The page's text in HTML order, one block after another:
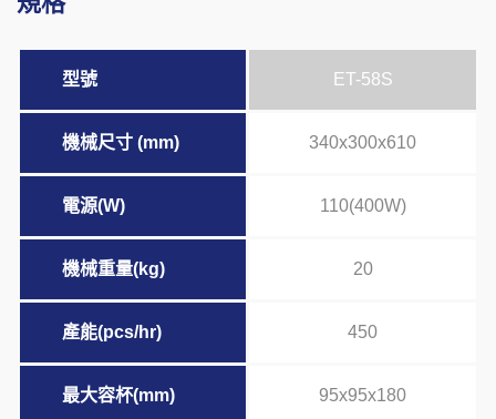
型號 ET-58S
機械尺寸 (mm) 340x300x610
電源(W) 110(400W)
機械重量(kg) 20
產能(pcs/hr) 450
最大容杯(mm) 95x95x180